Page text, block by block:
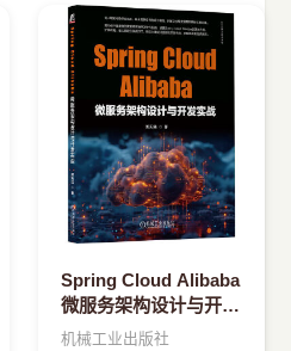
Spring Cloud Alibaba
微服务架构设计与开发
实战 郑天民
机械工业出版社